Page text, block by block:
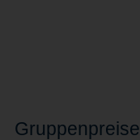
Gruppenpreise